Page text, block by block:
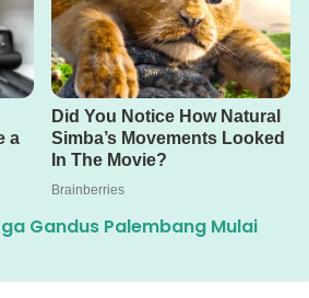
Gandus Palembang Mulai